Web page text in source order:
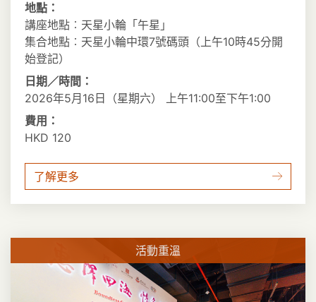
地點：
講座地點︰天星小輪「午星」
集合地點︰天星小輪中環7號碼頭（上午10時45分開
始登記）
日期／時間：
2026年5月16日（星期六） 上午11:00至下午1:00
費用：
HKD 120
了解更多
活動重溫